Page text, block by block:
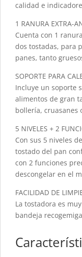
calidad e
1 RANURA EXTRA-
Cuenta con 1
dos tostadas, para
panes, tanto
SOPORTE PARA
Incluye un soporte
alimentos de gran
bollería, cruasanes
5 NIVELES + 2
Con sus 5 niveles
tostado del pan
con 2 funciones
descongelar en el
FACILIDAD DE
La tostadora es
bandeja